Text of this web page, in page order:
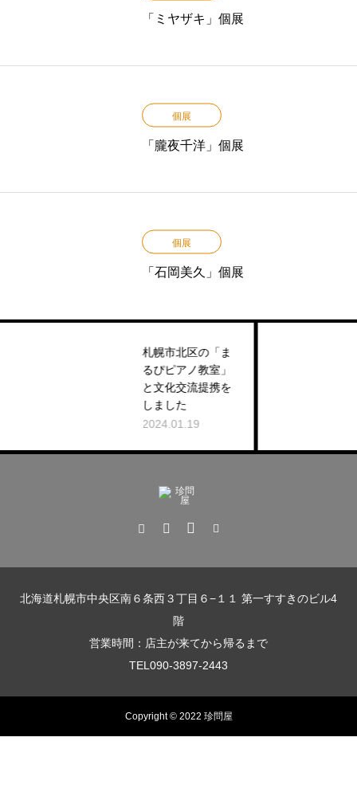
「ミヤザキ」個展
個展
「朧夜千洋」個展
個展
「石岡美久」個展
札幌市北区の「ま
るぴピアノ教室」
と文化交流提携を
北海道札幌市中央区南６条西３丁目６−１１ 第一すすきのビル4
階
営業時間：店主が来てから帰るまで
TEL090-3897-2443
Copyright © 2022 珍問屋